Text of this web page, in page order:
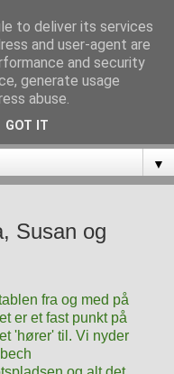
▼
Susan og
fra og med på
er et fast punkt på
'hører' til. Vi nyder
to deliver its services
and user-agent are
and security
generate usage
abuse.
GOT IT